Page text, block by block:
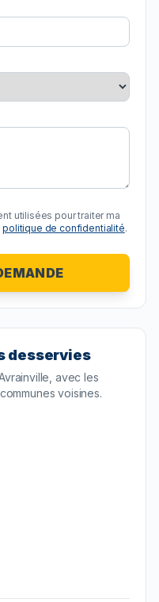
utilisées pour traiter ma
politique de confidentialité.
desservies
, avec les
voisines.